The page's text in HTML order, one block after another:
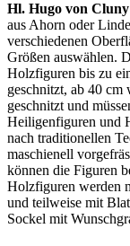
Hl. Hugo von Cluny
aus Ahorn oder
verschiedenen
Größen auswählen.
Holzfiguren bis zu
geschnitzt, ab 40
geschnitzt und
Heiligenfiguren und
nach traditionellen
maschienell
können die Figuren
Holzfiguren werden
und teilweise mit
Sockel mit